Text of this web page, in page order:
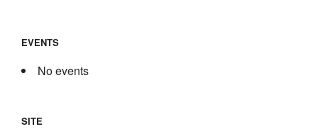
EVENTS
No events
SITE